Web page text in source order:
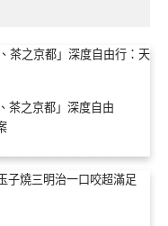
茶之京都」深度自由